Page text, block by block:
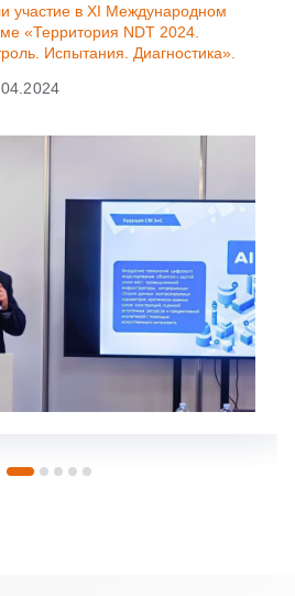
участие в ХI Международном
«Территория NDT 2024.
Испытания. Диагностика».